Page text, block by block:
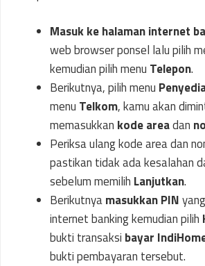
Masuk ke halaman internet
web browser ponsel lalu pilih
kemudian pilih menu Telepon.
Berikutnya, pilih menu
menu Telkom, kamu akan
memasukkan kode areadan
Periksa ulang kode area dan
pastikan tidak ada kesalahan
sebelum memilih Lanjutkan.
Berikutnyamasukkan PIN
internet banking kemudian pilih
bukti transaksi bayar
bukti pembayaran tersebut.